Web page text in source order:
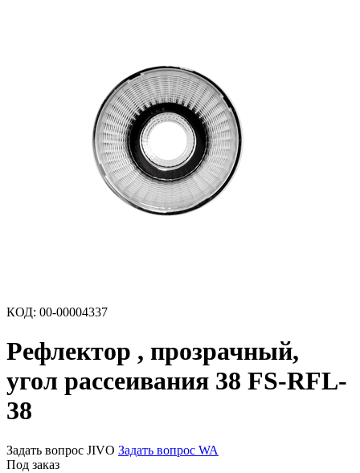
КОД: 00-00004337
Рефлектор , прозрачный,
угол рассеивания 38 FS-RFL-
38
Задать вопрос JIVO Задать вопрос WA
Под заказ